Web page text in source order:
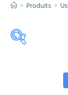
> Produits >